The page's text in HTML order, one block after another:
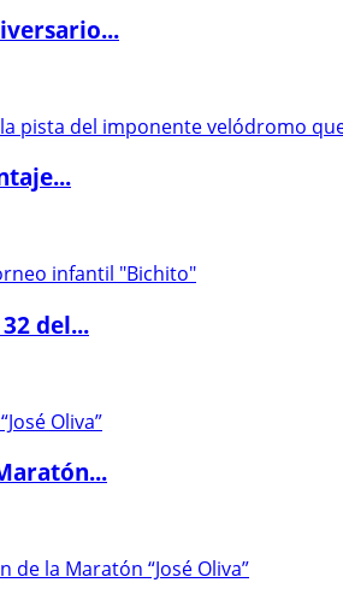
del...